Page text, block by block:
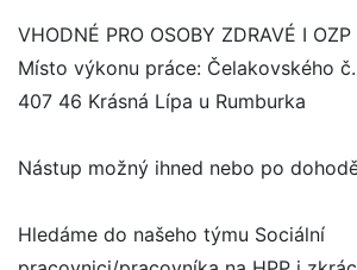
VHODNÉ PRO OSOBY ZDRAVÉ I OZP
Místo výkonu práce: Čelakovského
407 46 Krásná Lípa u Rumburka
Nástup možný ihned nebo po
Hledáme do našeho týmu Sociální